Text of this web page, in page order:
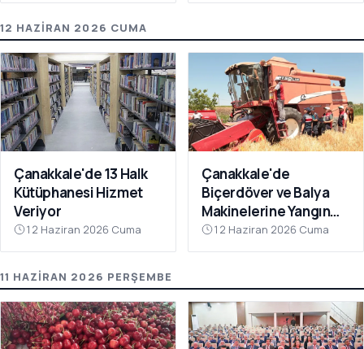
12 HAZIRAN 2026 CUMA
Çanakkale'de 13 Halk
Kütüphanesi Hizmet
Veriyor
12 Haziran 2026 Cuma
Çanakkale'de
Biçerdöver ve Balya
Makinelerine Yangın
Denetimi
12 Haziran 2026 Cuma
11 HAZIRAN 2026 PERŞEMBE